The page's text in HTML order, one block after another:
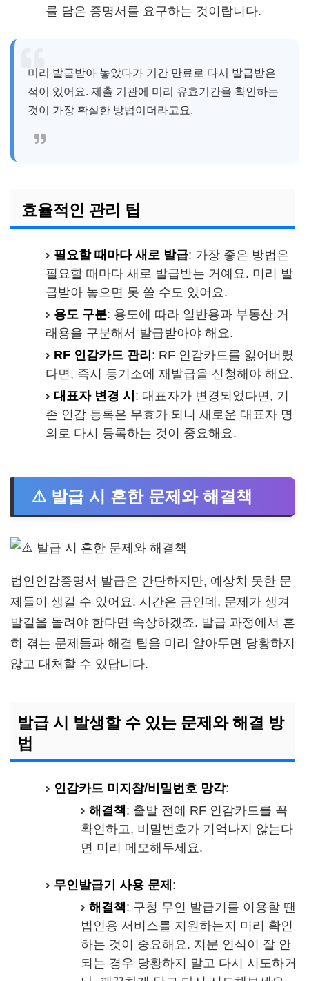
를 담은 증명서를 요구하는 것이랍니다.
미리 발급받아 놓았다가 기간 만료로 다시 발급받은
적이 있어요. 제출 기관에 미리 유효기간을 확인하는
것이 가장 확실한 방법이더라고요.
효율적인 관리 팁
필요할 때마다 새로 발급: 가장 좋은 방법은
필요할 때마다 새로 발급받는 거예요. 미리 발
급받아 놓으면 못 쓸 수도 있어요.
용도 구분: 용도에 따라 일반용과 부동산 거
래용을 구분해서 발급받아야 해요.
RF 인감카드 관리 : RF 인감카드를 잃어버렸
다면, 즉시 등기소에 재발급을 신청해야 해요.
대표자 변경 시 : 대표자가 변경되었다면, 기
존 인감 등록은 무효가 되니 새로운 대표자 명
의로 다시 등록하는 것이 중요해요.
⚠️ 발급 시 흔한 문제와 해결책
법인인감증명서 발급은 간단하지만, 예상치 못한 문
제들이 생길 수 있어요. 시간은 금인데, 문제가 생겨
발길을 돌려야 한다면 속상하겠죠. 발급 과정에서 흔
히 겪는 문제들과 해결 팁을 미리 알아두면 당황하지
않고 대처할 수 있답니다.
발급 시 발생할 수 있는 문제와 해결 방
법
인감카드 미지참/비밀번호 망각:
해결책: 출발 전에 RF 인감카드를 꼭
확인하고, 비밀번호가 기억나지 않는다
면 미리 메모해두세요.
무인발급기 사용 문제 :
해결책: 구청 무인 발급기를 이용할 땐
법인용 서비스를 지원하는지 미리 확인
하는 것이 중요해요. 지문 인식이 잘 안
되는 경우 당황하지 말고 다시 시도하거